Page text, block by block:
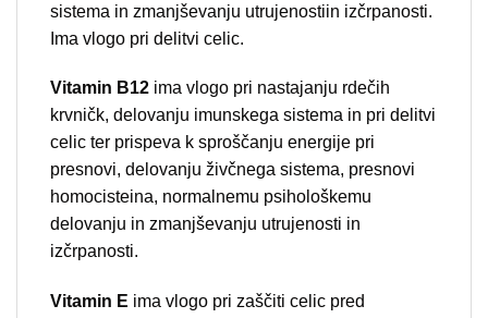
sistema in zmanjševanju utrujenostiin izčrpanosti.
Ima vlogo pri delitvi celic.
Vitamin B12 ima vlogo pri nastajanju rdečih
krvničk, delovanju imunskega sistema in pri delitvi
celic ter prispeva k sproščanju energije pri
presnovi, delovanju živčnega sistema, presnovi
homocisteina, normalnemu psihološkemu
delovanju in zmanjševanju utrujenosti in
izčrpanosti.
Vitamin E ima vlogo pri zaščiti celic pred